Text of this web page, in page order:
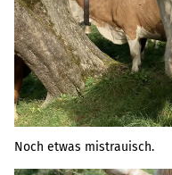
Noch etwas mistrauisch.